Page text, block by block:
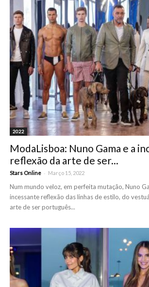
2022
ModaLisboa: Nuno Gama e a
reflexão da arte de ser...
Stars Online - Março 15, 2022
Num mundo veloz, em perfeita mutação, Nuno
incessante reflexão das linhas de estilo, do
arte de ser português...